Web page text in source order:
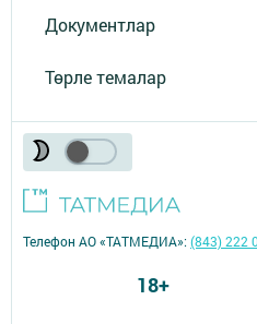
Документлар
Төрле темалар
Телефон АО «ТАТМЕДИА»:(843) 222
18+